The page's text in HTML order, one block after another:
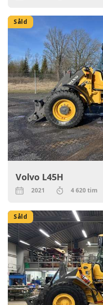
Såld
Volvo L45H
2021 4 620 tim
Såld